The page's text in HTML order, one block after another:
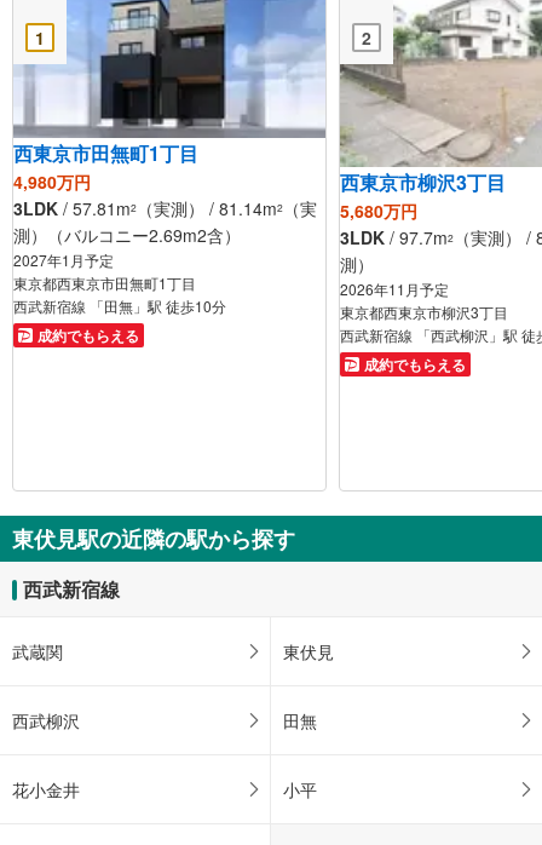
1
西東京市田無町1丁目
4,980万円
3LDK / 57.81m2 （実測） / 81.14m2
（実
測）（バルコニー2.69m2含）
2027年1月予定
東京都西東京市田無町1丁目
西武新宿線 「田無」駅 徒歩10分
成約でもらえる
2
西東京市柳沢3丁目
5,680万円
3LDK / 97.7m2
（実測） /
測）
2026年11月予定
東京都西東京市柳沢3丁目
西武新宿線 「西武柳沢」駅 徒
成約でもらえる
東伏見駅の近隣の駅から探す
西武新宿線
武蔵関 東伏見
西武柳沢 田無
花小金井 小平